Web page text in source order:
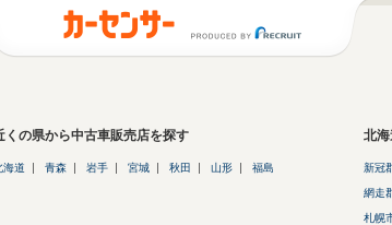
くの県から中古車販売店を探す
海道 青森 岩手 宮城 秋田 山形 福島
北
新冠
網走
札幌